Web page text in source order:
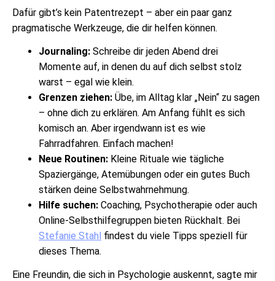
Dafür gibt’s kein Patentrezept – aber ein paar ganz
pragmatische Werkzeuge, die dir helfen können.
Journaling: Schreibe dir jeden Abend drei
Momente auf, in denen du auf dich selbst stolz
warst – egal wie klein.
Grenzen ziehen: Übe, im Alltag klar „Nein“ zu sagen
– ohne dich zu erklären. Am Anfang fühlt es sich
komisch an. Aber irgendwann ist es wie
Fahrradfahren. Einfach machen!
Neue Routinen: Kleine Rituale wie tägliche
Spaziergänge, Atemübungen oder ein gutes Buch
stärken deine Selbstwahrnehmung.
Hilfe suchen: Coaching, Psychotherapie oder auch
Online-Selbsthilfegruppen bieten Rückhalt. Bei
Stefanie Stahl findest du viele Tipps speziell für
dieses Thema.
Eine Freundin, die sich in Psychologie auskennt, sagte mir